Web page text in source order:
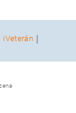
iVeterán |